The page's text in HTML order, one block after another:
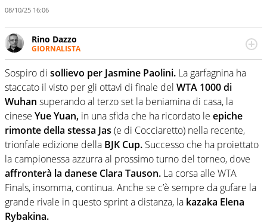
08/10/25 16:06
Rino Dazzo
GIORNALISTA
Se mai ci fosse modo di traslare il glossario del calcio in
una nicchia di esperti, lui ne farebbe parte. Non si perde
una svista arbitrale né gli umori social del mondo delle
curve
Sospiro di sollievo per Jasmine Paolini. La garfagnina ha
staccato il visto per gli ottavi di finale del WTA 1000 di
Wuhan superando al terzo set la beniamina di casa, la
cinese Yue Yuan, in una sfida che ha ricordato le epiche
rimonte della stessa Jas (e di Cocciaretto) nella recente,
trionfale edizione della BJK Cup. Successo che ha proiettato
la campionessa azzurra al prossimo turno del torneo, dove
affronterà la danese Clara Tauson. La corsa alle WTA
Finals, insomma, continua. Anche se c’è sempre da gufare la
grande rivale in questo sprint a distanza, la kazaka Elena
Rybakina.